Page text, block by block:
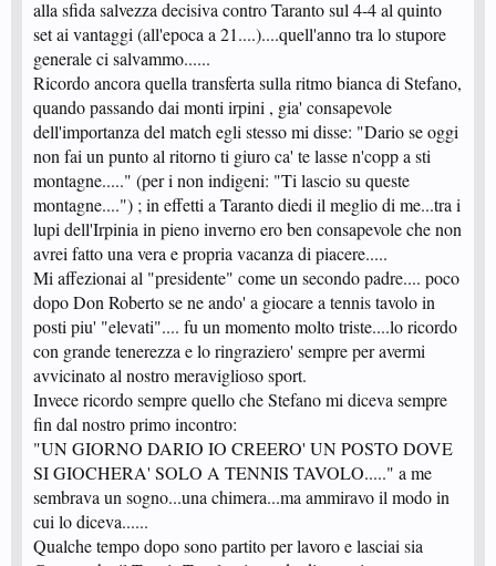
alla sfida salvezza decisiva contro Taranto sul 4-4 al quinto
set ai vantaggi (all'epoca a 21....)....quell'anno tra lo stupore
generale ci salvammo......
Ricordo ancora quella transferta sulla ritmo bianca di Stefano,
quando passando dai monti irpini , gia' consapevole
dell'importanza del match egli stesso mi disse: "Dario se oggi
non fai un punto al ritorno ti giuro ca' te lasse n'copp a sti
montagne....." (per i non indigeni: "Ti lascio su queste
montagne....") ; in effetti a Taranto diedi il meglio di me...tra i
lupi dell'Irpinia in pieno inverno ero ben consapevole che non
avrei fatto una vera e propria vacanza di piacere.....
Mi affezionai al "presidente" come un secondo padre.... poco
dopo Don Roberto se ne ando' a giocare a tennis tavolo in
posti piu' "elevati".... fu un momento molto triste....lo ricordo
con grande tenerezza e lo ringraziero' sempre per avermi
avvicinato al nostro meraviglioso sport.
Invece ricordo sempre quello che Stefano mi diceva sempre
fin dal nostro primo incontro:
"UN GIORNO DARIO IO CREERO' UN POSTO DOVE
SI GIOCHERA' SOLO A TENNIS TAVOLO....." a me
sembrava un sogno...una chimera...ma ammiravo il modo in
cui lo diceva......
Qualche tempo dopo sono partito per lavoro e lasciai sia